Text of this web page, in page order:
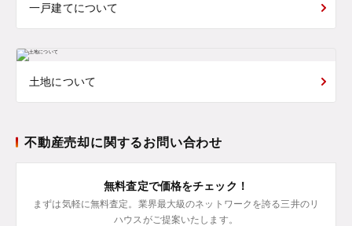
一戸建てについて
土地について
不動産売却に関するお問い合わせ
無料査定で価格をチェック！
まずは気軽に無料査定。業界最大級のネットワークを誇る三井のリ
ハウスがご提案いたします。